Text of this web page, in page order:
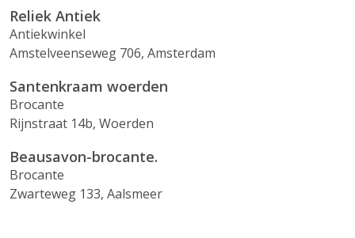
Reliek Antiek
Antiekwinkel
Amstelveenseweg 706, Amsterdam
Santenkraam woerden
Brocante
Rijnstraat 14b, Woerden
Beausavon-brocante.
Brocante
Zwarteweg 133, Aalsmeer